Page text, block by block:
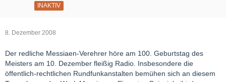
INAKTIV
8. Dezember 2008
Der redliche Messiaen-Verehrer höre am 100. Geburtstag des
Meisters am 10. Dezember fleißig Radio. Insbesondere die
öffentlich-rechtlichen Rundfunkanstalten bemühen sich an diesem